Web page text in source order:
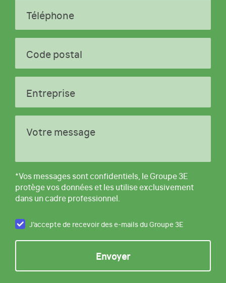
Téléphone
Code postal
Entreprise
Votre message
*Vos messages sont confidentiels, le Groupe 3E
protège vos données et les utilise exclusivement
dans un cadre professionnel.
J’accepte de recevoir des e-mails du Groupe 3E